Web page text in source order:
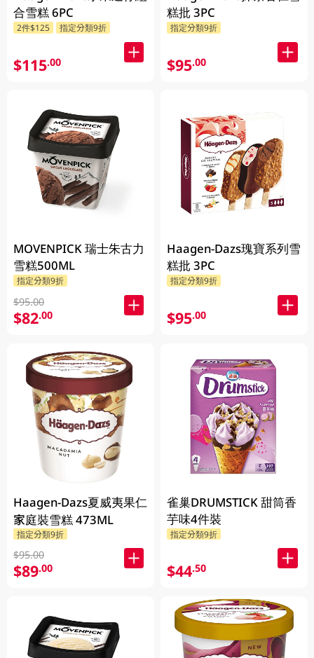
合雪糕 6PC
2件$125 指定分類9折
$115.00
MOVENPICK 瑞士朱古力
雪糕500ML
指定分類9折
$95.00
$82.00
Haagen-Dazs夏威夷果仁
家庭裝雪糕 473ML
指定分類9折
$95.00
$89.00
糕批 3PC
指定分類9折
$95.00
Haagen-Dazs瑰寶系列雪
糕批 3PC
指定分類9折
$95.00
雀巢DRUMSTICK 甜筒香
芋味4件裝
指定分類9折
$44.50